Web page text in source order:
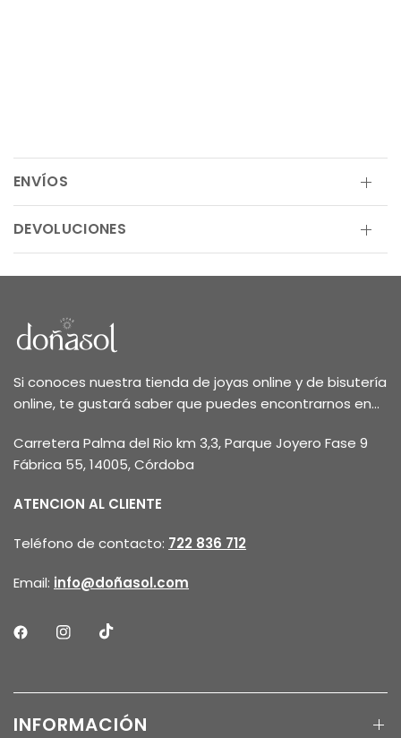
ENVÍOS
DEVOLUCIONES
Si conoces nuestra tienda de joyas online y de bisutería
online, te gustará saber que puedes encontrarnos en...
Carretera Palma del Rio km 3,3, Parque Joyero Fase 9
Fábrica 55, 14005, Córdoba
ATENCION AL CLIENTE
Teléfono de contacto: 722 836 712
Email: info@doñasol.com
INFORMACIÓN